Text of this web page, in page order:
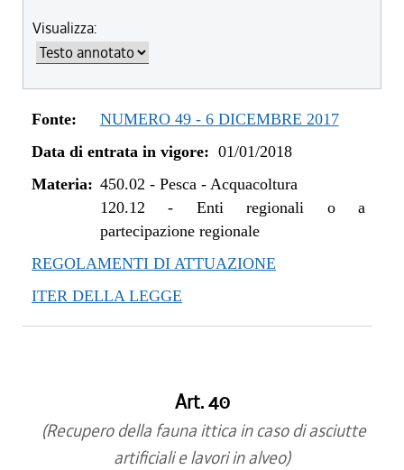
dal 20/05/2021 al 05/11/2021
dal 11/08/2020 al 19/05/2021
dal 01/01/2020 al 10/08/2020
dal 11/07/2019 al 31/12/2019
dal 08/11/2018 al 31/12/2018
dal 29/03/2018 al 07/11/2018
dal 01/01/2018 al 28/03/2018
Visualizza:
Fonte:
NUMERO 49 - 6 DICEMBRE 2017
Data di entrata in vigore: 01/01/2018
Materia: 450.02 - Pesca - Acquacoltura
120.12 - Enti regionali o a
partecipazione regionale
REGOLAMENTI DI ATTUAZIONE
ITER DELLA LEGGE
Art. 40
(Recupero della fauna ittica in caso di asciutte
artificiali e lavori in alveo)